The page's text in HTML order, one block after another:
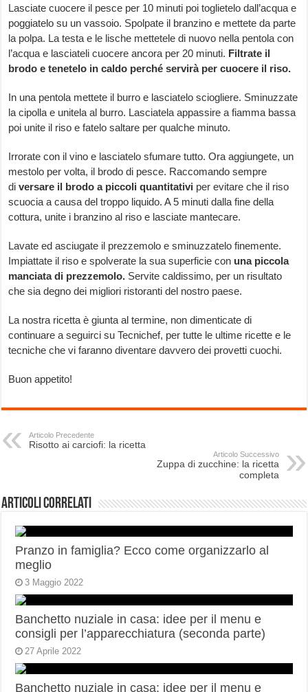
Lasciate cuocere il pesce per 10 minuti poi toglietelo dall’acqua e
poggiatelo su un vassoio. Spolpate il branzino e mettete da parte
la polpa. La testa e le lische mettetele di nuovo nella pentola con
l’acqua e lasciateli cuocere ancora per 20 minuti. Filtrate il
brodo e tenetelo in caldo perché servirà per cuocere il riso.
In una pentola mettete il burro e lasciatelo sciogliere. Sminuzzate
la cipolla e unitela al burro. Lasciatela appassire a fiamma bassa
poi unite il riso e fatelo saltare per qualche minuto.
Irrorate con il vino e lasciatelo sfumare tutto. Ora aggiungete, un
mestolo per volta, il brodo di pesce. Raccomando sempre
diversare il brodo a piccoli quantitativi per evitare che il riso
scuocia a causa del troppo liquido. A 5 minuti dalla fine della
cottura, unite i branzino al riso e lasciate mantecare.
Lavate ed asciugate il prezzemolo e sminuzzatelo finemente.
Impiattate il riso e spolverate la sua superficie con una piccola
manciata di prezzemolo. Servite caldissimo, per un risultato
che sia degno dei migliori ristoranti del nostro paese.
La nostra ricetta è giunta al termine, non dimenticate di
continuare a seguirci su Tecnichef, per tutte le ultime ricette e le
tecniche che vi faranno diventare davvero dei provetti cuochi.
Buon appetito!
Articolo Precedente
Risotto ai carciofi: la ricetta
Articolo Successivo
Zuppa di zucchine: la ricetta
completa
Articoli correlati
Pranzo in famiglia? Ecco come organizzarlo al
meglio
3 Maggio 2022
Banchetto nuziale in casa: idee per il menu e
consigli per l’apparecchiatura (seconda parte)
27 Aprile 2022
Banchetto nuziale in casa: idee per il menu e